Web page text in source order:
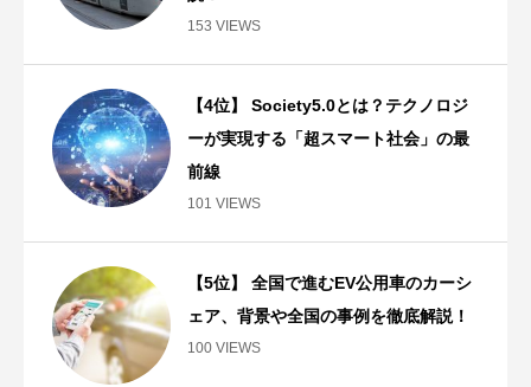
153 VIEWS
【4位】 Society5.0とは？テクノロジ
ーが実現する「超スマート社会」の最
前線
101 VIEWS
【5位】 全国で進むEV公用車のカーシ
ェア、背景や全国の事例を徹底解説！
100 VIEWS